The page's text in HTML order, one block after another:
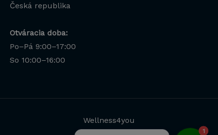
Česká republika
Otváracia doba:
Po–Pá 9:00–17:00
So 10:00–16:00
Wellness4you
1
Lucia